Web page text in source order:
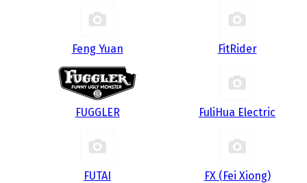
Feng Yuan FitRider
FUGGLER FuliHua Electric
FUTAI FX (Fei Xiong)